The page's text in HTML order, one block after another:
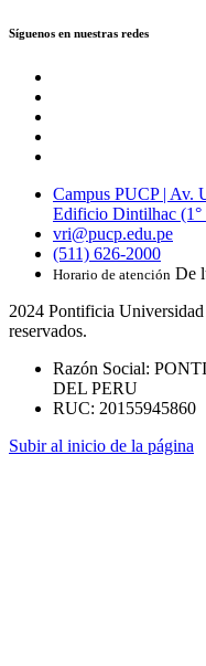
Síguenos en nuestras redes
Campus PUCP | Av.
Edificio Dintilhac (1°
vri@pucp.edu.pe
(511) 626-2000
Horario de atención De
2024 Pontificia
reservados.
Razón Social:
DEL PERU
RUC: 20155945860
Subir al inicio de la página